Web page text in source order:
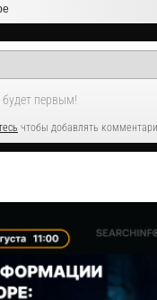
первым!
чтобы добавлять